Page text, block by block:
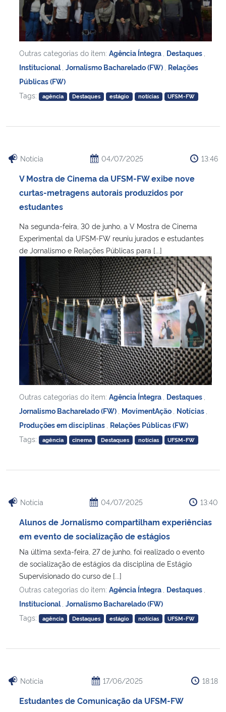
Outras categorias do item: Agência Íntegra Destaques
Institucional Jornalismo Bacharelado (FW) Relações
Públicas (FW)
Tags:
agência Destaques estágio notícias UFSM-FW
Notícia 04/07/2025 13:46
V Mostra de Cinema da UFSM-FW exibe nove
curtas-metragens autorais produzidos por
estudantes
Na segunda-feira, 30 de junho, a V Mostra de Cinema
Experimental da UFSM-FW reuniu jurados e estudantes
de Jornalismo e Relações Públicas para [...]
Outras categorias do item: Agência Íntegra Destaques
Jornalismo Bacharelado (FW) MovimentAção Notícias
Produções em disciplinas Relações Públicas (FW)
Tags:
agência cinema Destaques notícias UFSM-FW
Notícia 04/07/2025 13:40
Alunos de Jornalismo compartilham experiências
em evento de socialização de estágios
Na última sexta-feira, 27 de junho, foi realizado o evento
de socialização de estágios da disciplina de Estágio
Supervisionado do curso de [...]
Outras categorias do item: Agência Íntegra Destaques
Institucional Jornalismo Bacharelado (FW)
Tags:
agência Destaques estágio notícias UFSM-FW
Notícia 17/06/2025 18:18
Estudantes de Comunicação da UFSM-FW